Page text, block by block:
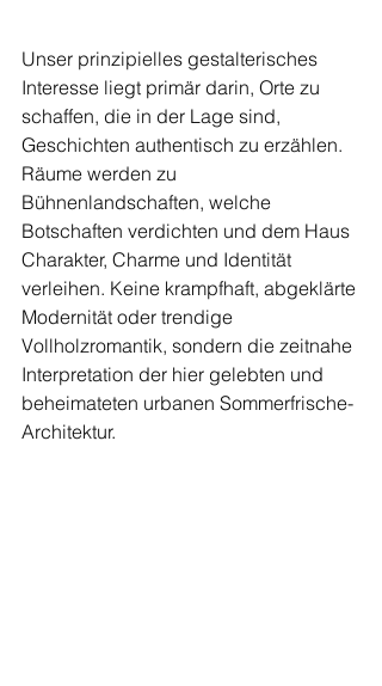
Unser prinzipielles gestalterisches
Interesse liegt primär darin, Orte zu
schaffen, die in der Lage sind,
Geschichten authentisch zu erzählen.
Räume werden zu
Bühnenlandschaften, welche
Botschaften verdichten und dem Haus
Charakter, Charme und Identität
verleihen. Keine krampfhaft, abgeklärte
Modernität oder trendige
Vollholzromantik, sondern die zeitnahe
Interpretation der hier gelebten und
beheimateten urbanen Sommerfrische-
Architektur.